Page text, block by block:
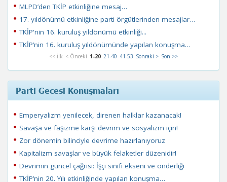
MLPD’den TKİP etkinliğine mesaj…
17. yıldönümü etkinliğine parti örgütlerinden mesajlar…
TKİP'nin 16. kuruluş yıldönümü etkinliği...
TKİP’nin 16. kuruluş yıldönümünde yapılan konuşma…
<< İlk < Önceki 1-20 21-40 41-53 Sonraki > Son >>
Parti Gecesi Konuşmaları
Emperyalizm yenilecek, direnen halklar kazanacak!
Savaşa ve faşizme karşı devrim ve sosyalizm için!
Zor dönemin bilinciyle devrime hazırlanıyoruz
Kapitalizm savaşlar ve büyük felaketler düzenidir!
Devrimin güncel çağrısı: İşçi sınıfı ekseni ve önderliği
TKİP’nin 20. Yılı etkinliğinde yapılan konuşma…